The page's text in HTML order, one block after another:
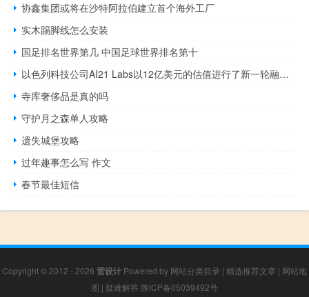
协鑫集团或将在沙特阿拉伯建立首个海外工厂
实木踢脚线怎么安装
国足排名世界第几 中国足球世界排名第十
以色列科技公司AI21 Labs以12亿美元的估值进行了新一轮融资AI21 Labs 是一家总部位于以色列特拉维夫的公司专门从事自然语言处理开发能够理解和生成自然语言的人工智能系统
寺库奢侈品是真的吗
守护月之森单人攻略
遗失城堡攻略
过年趣事怎么写 作文
春节最佳短信
Copyright © 2012 - 2026 雷设计 Powered by 网站分类目录 | 精选推荐文章 | 网站地
图 | 疑难解答 陕ICP备05039492号